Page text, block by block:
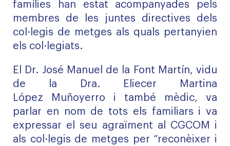
famílies han estat acompanyades pels
membres de les juntes directives dels
col·legis de metges als quals pertanyien
els col·legiats.
El Dr. José Manuel de la Font Martín, vidu
de la Dra. Eliecer Martina
López Muñoyerro i també mèdic, va
parlar en nom de tots els familiars i va
expressar el seu agraïment al CGCOM i
als col·legis de metges per “reconèixer i